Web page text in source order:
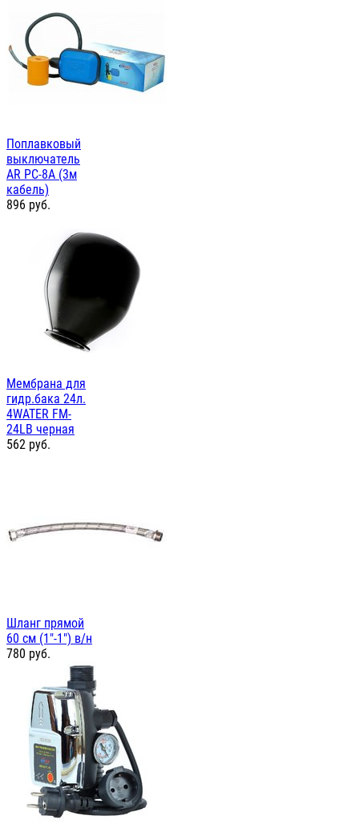
Поплавковый
выключатель
AR PC-8A (3м
кабель)
896 руб.
Мембрана для
гидр.бака 24л.
4WATER FM-
24LB черная
562 руб.
Шланг прямой
60 см (1"-1") в/н
780 руб.